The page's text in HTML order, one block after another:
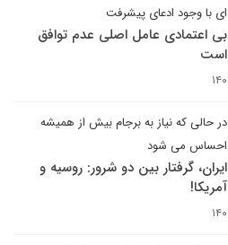
ای با وجود ادعای پیشرفت
بی اعتمادی عامل اصلی عدم توافق
است
در حالی که نیاز به برجام بیش از همیشه
احساس می شود
ایران، گرفتار بین دو شرور: روسیه و
آمریکا!